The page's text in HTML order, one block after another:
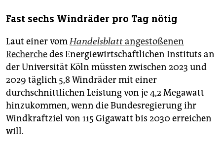
Fast sechs Windräder pro Tag nötig
Laut einer vomHandelsblattangestoßenen
Recherchedes Energiewirtschaftlichen Instituts an
der Universität Köln müssten zwischen 2023 und
2029 täglich 5,8 Windräder mit einer
durchschnittlichen Leistung von je 4,2 Megawatt
hinzukommen, wenn die Bundesregierung ihr
Windkraftziel von 115 Gigawatt bis 2030 erreichen
will.